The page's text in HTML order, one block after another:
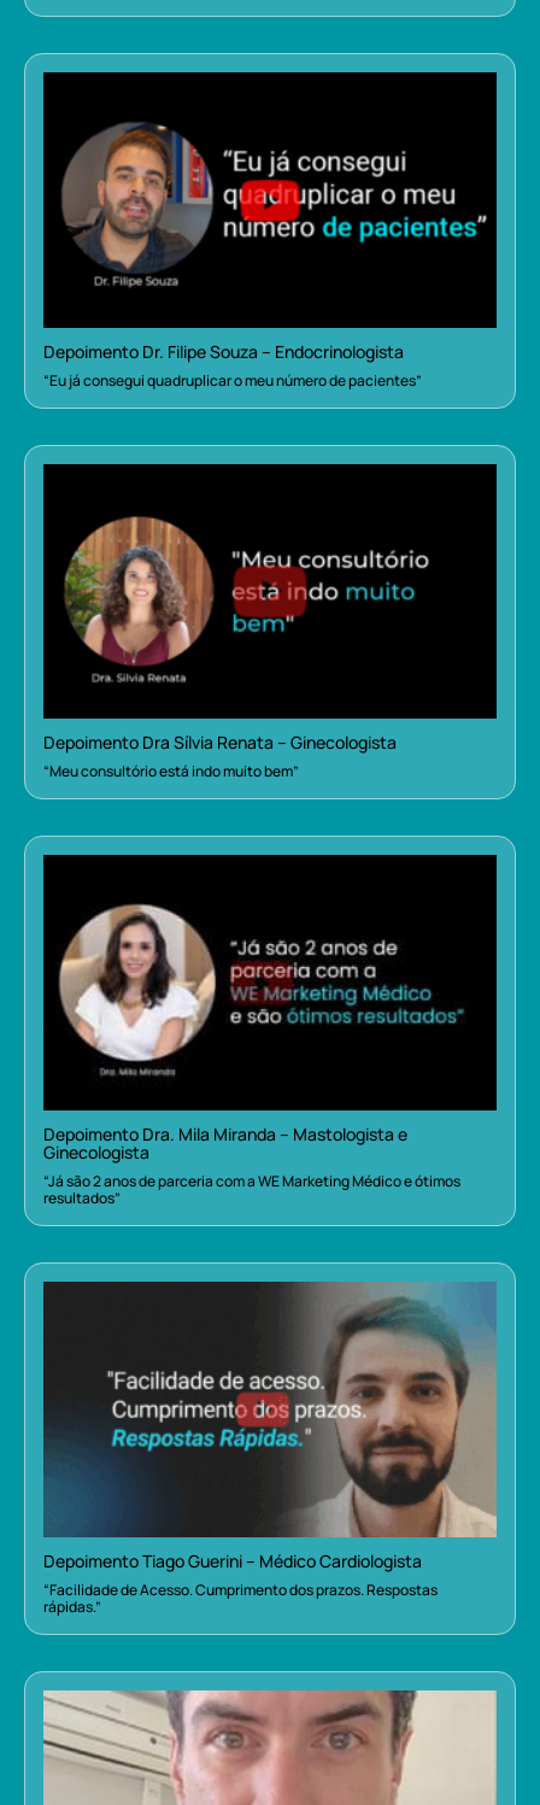
Depoimento Dr. Filipe Souza – Endocrinologista
“Eu já consegui quadruplicar o meu número de pacientes”
Depoimento Dra Sílvia Renata – Ginecologista
“Meu consultório está indo muito bem”
Depoimento Dra. Mila Miranda – Mastologista e
Ginecologista
“Já são 2 anos de parceria com a WE Marketing Médico e ótimos
resultados”
Depoimento Tiago Guerini – Médico Cardiologista
“Facilidade de Acesso. Cumprimento dos prazos. Respostas
rápidas.”